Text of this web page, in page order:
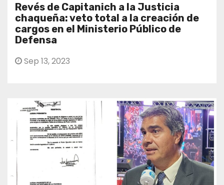
Revés de Capitanich a la Justicia
chaqueña: veto total a la creación de
cargos en el Ministerio Público de
Defensa
Sep 13, 2023